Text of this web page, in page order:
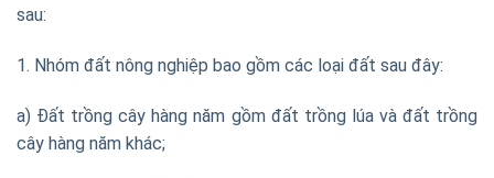
sau:
1. Nhóm đất nông nghiệp bao gồm các loại đất sau đây:
a) Đất trồng cây hàng năm gồm đất trồng lúa và đất trồng
cây hàng năm khác;